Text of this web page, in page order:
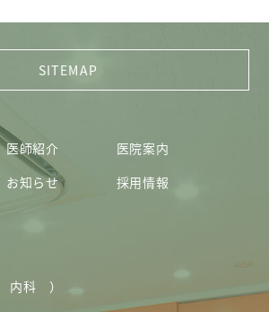
医師紹介
医院案内
お知らせ 採用情報
科 ）